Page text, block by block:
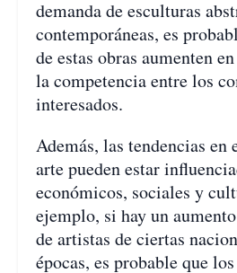
demanda de esculturas
contemporáneas, es
de estas obras aumenten
la competencia entre los
interesados.
Además, las tendencias en
arte pueden estar
económicos, sociales y
ejemplo, si hay un
de artistas de ciertas
épocas, es probable que